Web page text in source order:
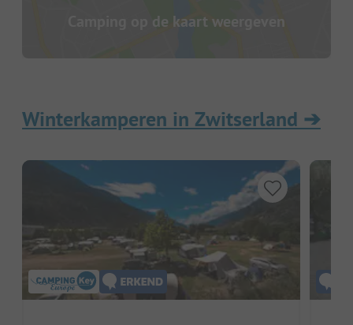
Camping op de kaart weergeven
Winterkamperen in Zwitserland ➔